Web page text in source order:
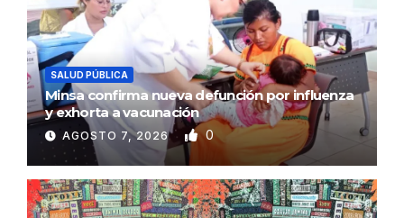
SALUD PÚBLICA
Minsa confirma nueva defunción por influenza
y exhorta a vacunación
AGOSTO 7, 2026 0